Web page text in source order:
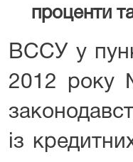
проценти
ВССУ у
2012 року
із